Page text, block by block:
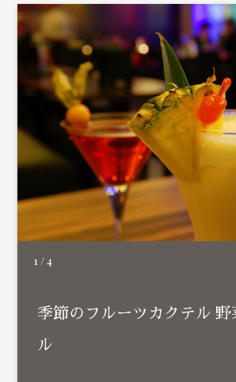
1 /4
季節のフルーツカクテル 野
ル